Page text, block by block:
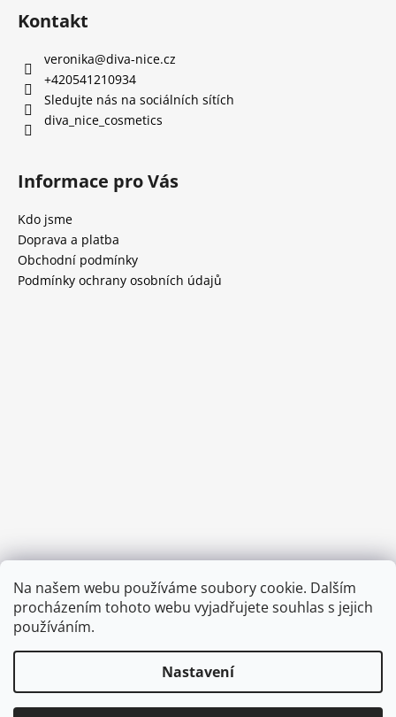
Na našem webu používáme soubory cookie. Dalším
procházením tohoto webu vyjadřujete souhlas s jejich
používáním.
Nastavení
Kontakt
veronika@diva-nice.cz
+420541210934
Sledujte nás na sociálních sítích
diva_nice_cosmetics
Informace pro Vás
Kdo jsme
Doprava a platba
Obchodní podmínky
Podmínky ochrany osobních údajů
Provozní doba:
8.00 - 15.00 hod (pondělí - pátek)
Copyright 2026Diva & Nice Cosmetics. Všechna práva